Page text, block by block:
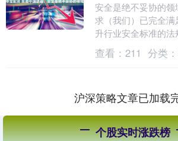
安全是绝不妥协的
求（我们）已完全
升行业安全标准的
英瀚（
财....
查看： 211 分类：
沪深策略文章已加载
个股实时涨跌榜